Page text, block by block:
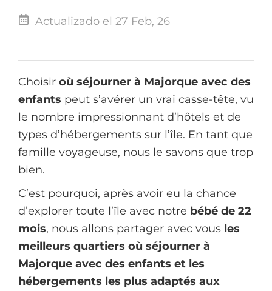
Actualizado el 27 Feb, 26
Choisir où séjourner à Majorque avec des
enfants peut s’avérer un vrai casse-tête, vu
le nombre impressionnant d’hôtels et de
types d’hébergements sur l’île. En tant que
famille voyageuse, nous le savons que trop
bien.
C’est pourquoi, après avoir eu la chance
d’explorer toute l’île avec notre bébé de 22
mois, nous allons partager avec vous les
meilleurs quartiers où séjourner à
Majorque avec des enfants et les
hébergements les plus adaptés aux